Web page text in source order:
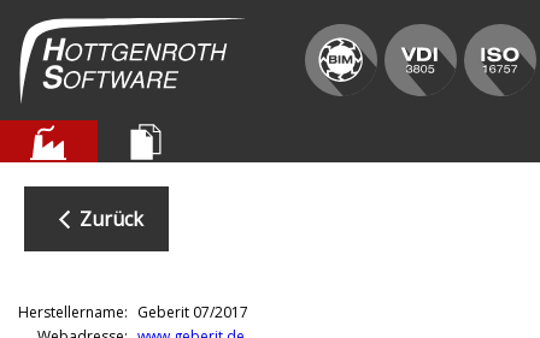
Zurück
Herstellername: Geberit 07/2017